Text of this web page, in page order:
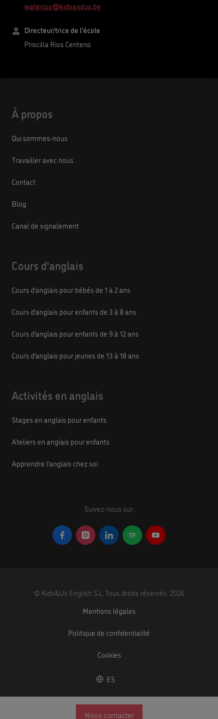
Nous contacter
waterloo@kidsandus.be
Directeur/trice de l'école
Priscilla Rios Centeno
À propos
Qui sommes-nous
Travailler avec nous
Contact
Blog
Canal de signalement
Cours d'anglais
Cours d’anglais pour bébés de 1 à 2 ans
Cours d’anglais pour enfants de 3 à 8 ans
Cours d’anglais pour enfants de 9 à 12 ans
Cours d’anglais pour jeunes de 13 à 18 ans
Activités en anglais
Stages en anglais pour enfants
Ateliers en anglais pour enfants
Apprendre l’anglais chez soi
Suivez-nous sur:
ES
© Kids&Us English S.L.Tous droits réservés. 2026
Mentions légales
Politique de confidentialité
Cookies